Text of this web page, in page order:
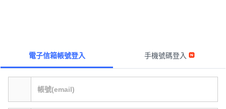
電子信箱帳號登入 手機號碼登入